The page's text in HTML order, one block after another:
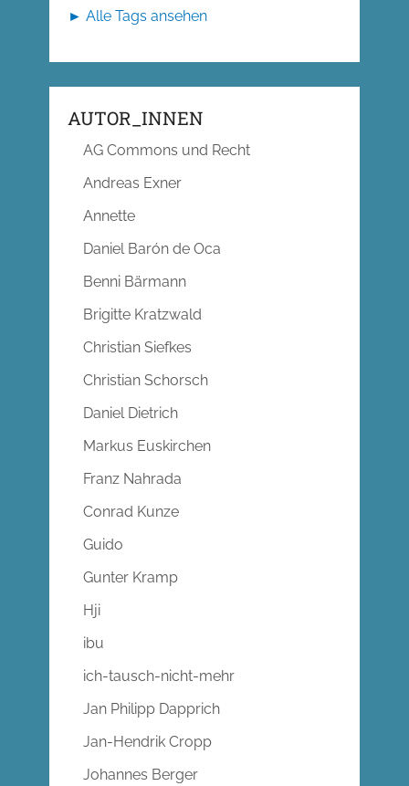
► Alle Tags ansehen
AUTOR_INNEN
AG Commons und Recht
Andreas Exner
Annette
Daniel Barón de Oca
Benni Bärmann
Brigitte Kratzwald
Christian Siefkes
Christian Schorsch
Daniel Dietrich
Markus Euskirchen
Franz Nahrada
Conrad Kunze
Guido
Gunter Kramp
Hji
ibu
ich-tausch-nicht-mehr
Jan Philipp Dapprich
Jan-Hendrik Cropp
Johannes Berger